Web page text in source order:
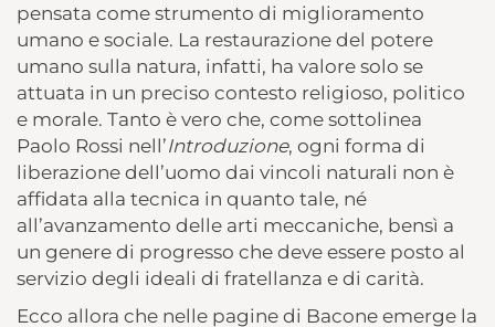
pensata come strumento di miglioramento
umano e sociale. La restaurazione del potere
umano sulla natura, infatti, ha valore solo se
attuata in un preciso contesto religioso, politico
e morale. Tanto è vero che, come sottolinea
Paolo Rossi nell’Introduzione, ogni forma di
liberazione dell’uomo dai vincoli naturali non è
affidata alla tecnica in quanto tale, né
all’avanzamento delle arti meccaniche, bensì a
un genere di progresso che deve essere posto al
servizio degli ideali di fratellanza e di carità.
Ecco allora che nelle pagine di Bacone emerge la